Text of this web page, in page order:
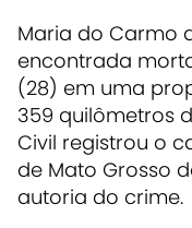
Maria do Carmo
encontrada
(28) em uma
359 quilômetros
Civil registrou o
de Mato Grosso
autoria do crime.